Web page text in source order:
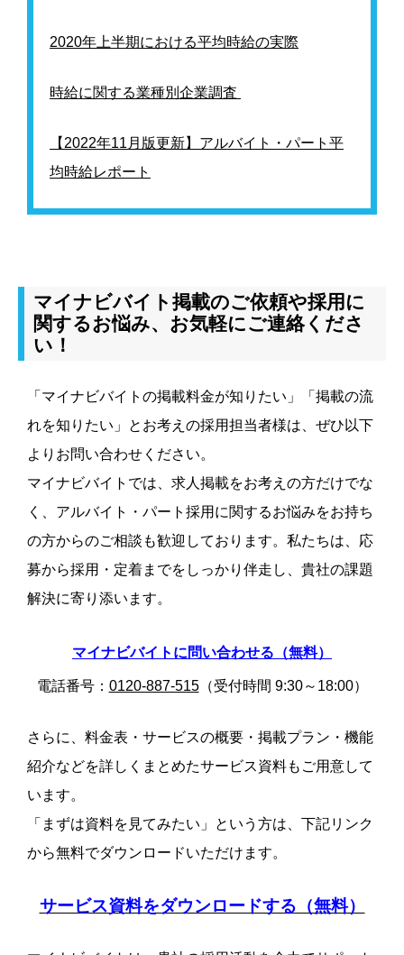
2020年上半期における平均時給の実際
時給に関する業種別企業調査
【2022年11月版更新】アルバイト・パート平
均時給レポート
マイナビバイト掲載のご依頼や採用に
関するお悩み、お気軽にご連絡くださ
い！
「マイナビバイトの掲載料金が知りたい」「掲載の流
れを知りたい」とお考えの採用担当者様は、ぜひ以下
よりお問い合わせください。
マイナビバイトでは、求人掲載をお考えの方だけでな
く、アルバイト・パート採用に関するお悩みをお持ち
の方からのご相談も歓迎しております。私たちは、応
募から採用・定着までをしっかり伴走し、貴社の課題
解決に寄り添います。
マイナビバイトに問い合わせる（無料）
電話番号： 0120-887-515（受付時間 9:30～18:00）
さらに、料金表・サービスの概要・掲載プラン・機能
紹介などを詳しくまとめたサービス資料もご用意して
います。
「まずは資料を見てみたい」という方は、下記リンク
から無料でダウンロードいただけます。
サービス資料をダウンロードする（無料）